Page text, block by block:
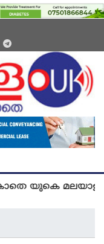
മലയാളികൾ